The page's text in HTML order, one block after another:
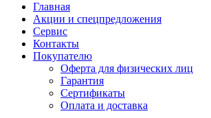
Главная
Акции и спецпредложения
Сервис
Контакты
Покупателю
Оферта для физических лиц
Гарантия
Сертификаты
Оплата и доставка